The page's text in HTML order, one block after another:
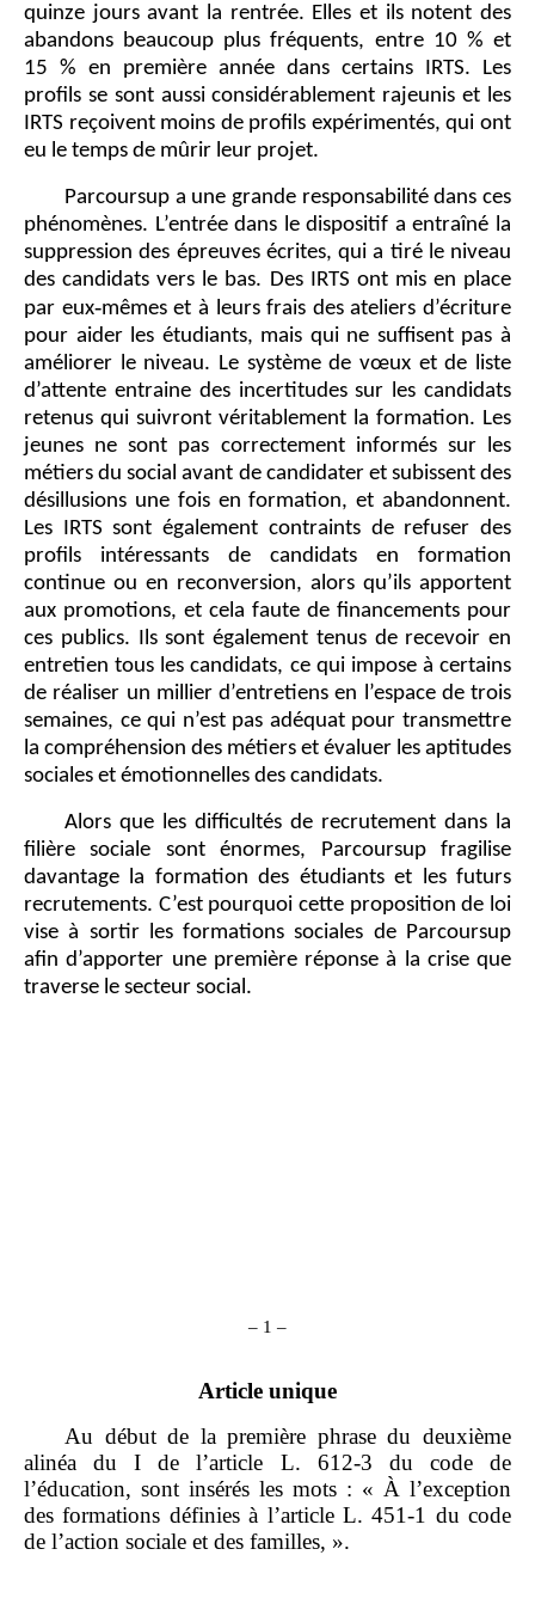
quinze jours avant la rentrée. Elles et ils notent des
abandons beaucoup plus fréquents, entre 10 % et
15 % en première année dans certains IRTS. Les
profils se sont aussi considérablement rajeunis et les
IRTS reçoivent moins de profils expérimentés, qui ont
eu le temps de mûrir leur projet.
Parcoursup a une grande responsabilité dans ces
phénomènes. L’entrée dans le dispositif a entraîné la
suppression des épreuves écrites, qui a tiré le niveau
des candidats vers le bas. Des IRTS ont mis en place
par eux‑mêmes et à leurs frais des ateliers d’écriture
pour aider les étudiants, mais qui ne suffisent pas à
améliorer le niveau. Le système de vœux et de liste
d’attente entraine des incertitudes sur les candidats
retenus qui suivront véritablement la formation. Les
jeunes ne sont pas correctement informés sur les
métiers du social avant de candidater et subissent des
désillusions une fois en formation, et abandonnent.
Les IRTS sont également contraints de refuser des
profils intéressants de candidats en formation
continue ou en reconversion, alors qu’ils apportent
aux promotions, et cela faute de financements pour
ces publics. Ils sont également tenus de recevoir en
entretien tous les candidats, ce qui impose à certains
de réaliser un millier d’entretiens en l’espace de trois
semaines, ce qui n’est pas adéquat pour transmettre
la compréhension des métiers et évaluer les aptitudes
sociales et émotionnelles des candidats.
Alors que les difficultés de recrutement dans la
filière sociale sont énormes, Parcoursup fragilise
davantage la formation des étudiants et les futurs
recrutements. C’est pourquoi cette proposition de loi
vise à sortir les formations sociales de Parcoursup
afin d’apporter une première réponse à la crise que
traverse le secteur social.
– 1 –
Article unique
Au début de la première phrase du deuxième
alinéa du I de l’article L. 612‑3 du code de
l’éducation, sont insérés les mots : « À l’exception
des formations définies à l’article L. 451‑1 du code
de l’action sociale et des familles, ».